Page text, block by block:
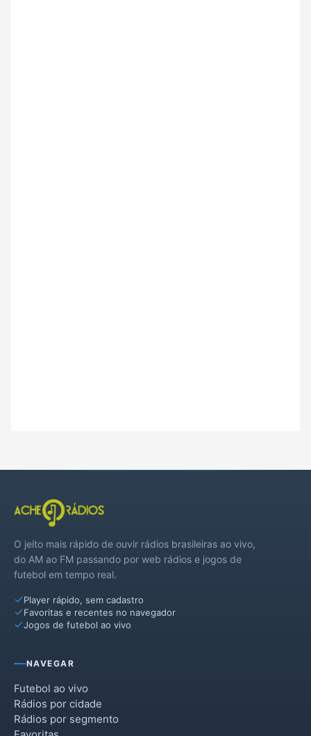
O jeito mais rápido de ouvir rádios brasileiras ao vivo,
do AM ao FM passando por web rádios e jogos de
futebol em tempo real.
Player rápido, sem cadastro
Favoritas e recentes no navegador
Jogos de futebol ao vivo
NAVEGAR
Futebol ao vivo
Rádios por cidade
Rádios por segmento